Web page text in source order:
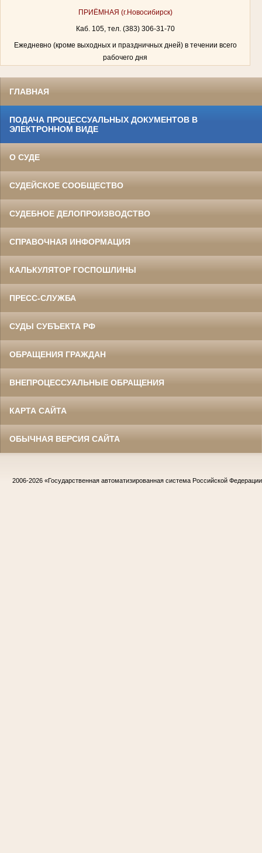
ПРИЁМНАЯ (г.Новосибирск)
Каб. 105, тел. (383) 306-31-70
Ежедневно (кроме выходных и праздничных дней) в течении всего
рабочего дня
ГЛАВНАЯ
ПОДАЧА ПРОЦЕССУАЛЬНЫХ ДОКУМЕНТОВ В
ЭЛЕКТРОННОМ ВИДЕ
О СУДЕ
СУДЕЙСКОЕ СООБЩЕСТВО
СУДЕБНОЕ ДЕЛОПРОИЗВОДСТВО
СПРАВОЧНАЯ ИНФОРМАЦИЯ
КАЛЬКУЛЯТОР ГОСПОШЛИНЫ
ПРЕСС-СЛУЖБА
СУДЫ СУБЪЕКТА РФ
ОБРАЩЕНИЯ ГРАЖДАН
ВНЕПРОЦЕССУАЛЬНЫЕ ОБРАЩЕНИЯ
КАРТА САЙТА
ОБЫЧНАЯ ВЕРСИЯ САЙТА
2006-2026 «Государственная автоматизированная система Российской